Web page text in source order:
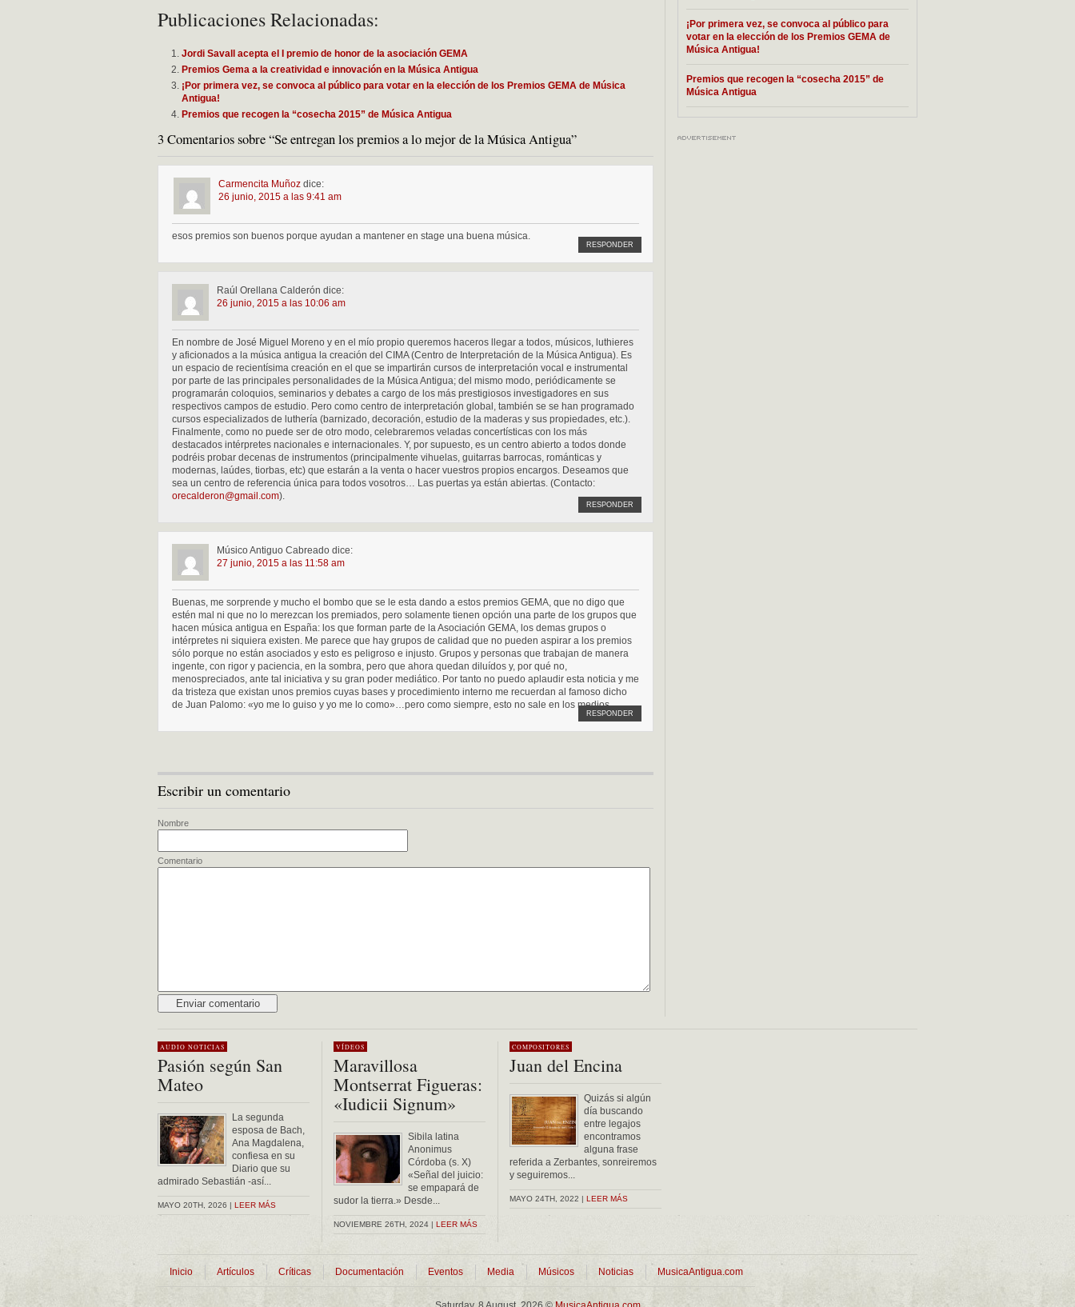
¡Por primera vez, se convoca al público para
votar en la elección de los Premios GEMA de
Música Antigua!
Premios que recogen la “cosecha 2015” de
Música Antigua
Publicaciones Relacionadas:
Jordi Savall acepta el I premio de honor de la asociación GEMA
Premios Gema a la creatividad e innovación en la Música Antigua
¡Por primera vez, se convoca al público para votar en la elección de los Premios GEMA de Música
Antigua!
Premios que recogen la “cosecha 2015” de Música Antigua
3 Comentarios sobre “Se entregan los premios a lo mejor de la Música Antigua”
Carmencita Muñoz dice:
26 junio, 2015 a las 9:41 am
esos premios son buenos porque ayudan a mantener en stage una buena música.
RESPONDER
Raúl Orellana Calderón dice:
26 junio, 2015 a las 10:06 am
En nombre de José Miguel Moreno y en el mío propio queremos haceros llegar a todos, músicos, luthieres
y aficionados a la música antigua la creación del CIMA (Centro de Interpretación de la Música Antigua). Es
un espacio de recientísima creación en el que se impartirán cursos de interpretación vocal e instrumental
por parte de las principales personalidades de la Música Antigua; del mismo modo, periódicamente se
programarán coloquios, seminarios y debates a cargo de los más prestigiosos investigadores en sus
respectivos campos de estudio. Pero como centro de interpretación global, también se se han programado
cursos especializados de luthería (barnizado, decoración, estudio de la maderas y sus propiedades, etc.).
Finalmente, como no puede ser de otro modo, celebraremos veladas concertísticas con los más
destacados intérpretes nacionales e internacionales. Y, por supuesto, es un centro abierto a todos donde
podréis probar decenas de instrumentos (principalmente vihuelas, guitarras barrocas, románticas y
modernas, laúdes, tiorbas, etc) que estarán a la venta o hacer vuestros propios encargos. Deseamos que
sea un centro de referencia única para todos vosotros… Las puertas ya están abiertas. (Contacto:
orecalderon@gmail.com).
RESPONDER
Músico Antiguo Cabreado dice:
27 junio, 2015 a las 11:58 am
Buenas, me sorprende y mucho el bombo que se le esta dando a estos premios GEMA, que no digo que
estén mal ni que no lo merezcan los premiados, pero solamente tienen opción una parte de los grupos que
hacen música antigua en España: los que forman parte de la Asociación GEMA, los demas grupos o
intérpretes ni siquiera existen. Me parece que hay grupos de calidad que no pueden aspirar a los premios
sólo porque no están asociados y esto es peligroso e injusto. Grupos y personas que trabajan de manera
ingente, con rigor y paciencia, en la sombra, pero que ahora quedan diluídos y, por qué no,
menospreciados, ante tal iniciativa y su gran poder mediático. Por tanto no puedo aplaudir esta noticia y me
da tristeza que existan unos premios cuyas bases y procedimiento interno me recuerdan al famoso dicho
de Juan Palomo: «yo me lo guiso y yo me lo como»…pero como siempre, esto no sale en los medios.
RESPONDER
Escribir un comentario
Nombre
Comentario
AUDIO NOTICIAS
Pasión según San
Mateo
La segunda
esposa de Bach,
Ana Magdalena,
confiesa en su
Diario que su
admirado Sebastián -así...
MAYO 20TH, 2026 | LEER MÁS
VÍDEOS
Maravillosa
Montserrat Figueras:
«Iudicii Signum»
Sibila latina
Anonimus
Córdoba (s. X)
«Señal del juicio:
se empapará de
sudor la tierra.» Desde...
NOVIEMBRE 26TH, 2024 | LEER MÁS
COMPOSITORES
Juan del Encina
Quizás si algún
día buscando
entre legajos
encontramos
alguna frase
referida a Zerbantes, sonreiremos
y seguiremos...
MAYO 24TH, 2022 | LEER MÁS
Inicio Artículos Críticas Documentación Eventos Media Músicos Noticias MusicaAntigua.com